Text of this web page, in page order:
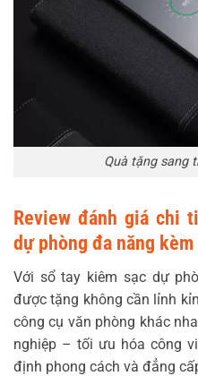
Quà tặng sang
Review đánh giá chi
dự phòng đa năng kèm
Với sổ tay kiêm sạc dự
được tặng không cần lỉnh
công cụ văn phòng khác
nghiệp – tối ưu hóa công
định phong cách và đẳng